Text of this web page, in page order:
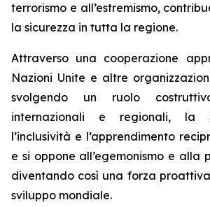
terrorismo e all’estremismo,
la sicurezza in tutta la regione.
Attraverso una cooperazione
Nazioni Unite e altre
svolgendo un ruolo
internazionali e regionali, la
l’inclusività e l’apprendimento
e si oppone all’egemonismo e alla
diventando così una forza
sviluppo mondiale.